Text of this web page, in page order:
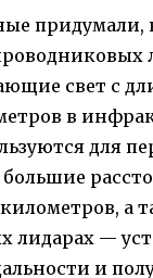
придумали,
свет с
в
для
а
лидарах —
и